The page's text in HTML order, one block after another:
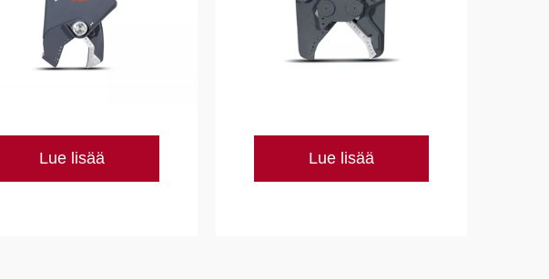
Lue lisää Lue lisää